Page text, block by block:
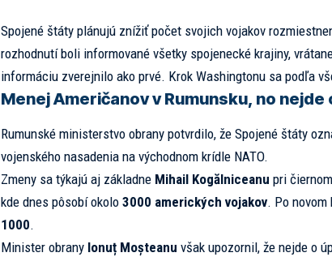
Spojené štáty plánujú znížiť počet svojich vojakov
rozhodnutí boli informované všetky spojenecké krajiny,
informáciu zverejnilo ako prvé. Krok Washingtonu sa podľa
Menej Američanov v Rumunsku, no nejde
Rumunské ministerstvo obrany potvrdilo, že Spojené štáty
vojenského nasadenia na východnom krídle NATO.
Zmeny sa týkajú aj základne Mihail Kogălniceanu pri
kde dnes pôsobí okolo 3000 amerických vojakov. Po
1000.
Minister obrany Ionuț Moșteanu však upozornil, že nejde o